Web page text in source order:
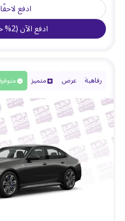
ادفع لاحقًا
ادفع الآن(
2
%
رفاهية عرض متميز متوفرة